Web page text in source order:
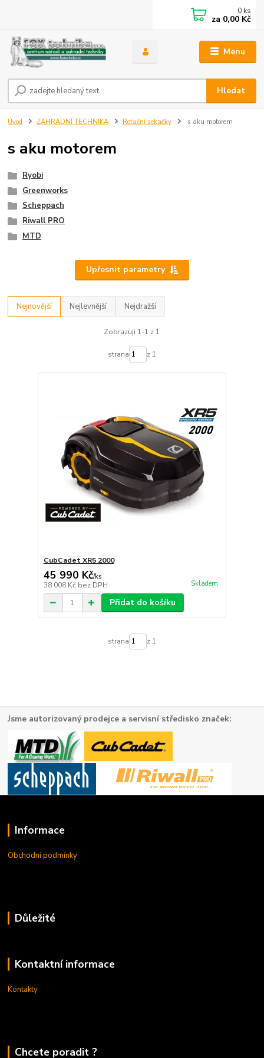
Menu
Hledat
0 ks
za 0,00 Kč
Úvod ZAHRADNÍ TECHNIKA Rotační sekačky s aku motorem
s aku motorem
Ryobi
Greenworks
Scheppach
Riwall PRO
MTD
Upřesnit parametry
Nejnovější Nejlevnější Nejdražší
Zobrazuji 1-1 z 1
strana z 1
CubCadet XR5 2000
45 990 Kč/ks
38 008 Kč bez DPH Skladem
Přidat do košíku
strana z 1
Jsme autorizovaný prodejce a servisní středisko značek:
Informace
Obchodní podmínky
Důležité
Kontaktní informace
Kontakty
Chcete poradit ?